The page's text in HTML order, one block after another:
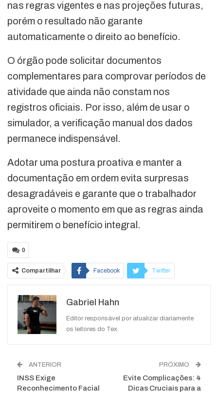
nas regras vigentes e nas projeções futuras,
porém o resultado não garante
automaticamente o direito ao benefício.
O órgão pode solicitar documentos
complementares para comprovar períodos de
atividade que ainda não constam nos
registros oficiais. Por isso, além de usar o
simulador, a verificação manual dos dados
permanece indispensável.
Adotar uma postura proativa e manter a
documentação em ordem evita surpresas
desagradáveis e garante que o trabalhador
aproveite o momento em que as regras ainda
permitirem o benefício integral.
0
Compartilhar Facebook Twitter
WhatsApp
Gabriel Hahn
Editor responsável por atualizar diariamente
os leitores do Tex.
ANTERIOR
INSS Exige
Reconhecimento Facial
PRÓXIMO
Evite Complicações: 4
Dicas Cruciais para a